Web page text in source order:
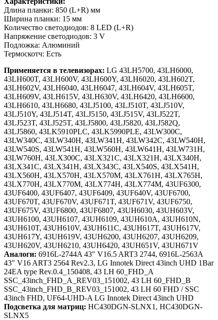
Длина планки: 850 (L+R) мм
Ширина планки: 15 мм
Количество светодиодов: 8 LED (L+R)
Напряжение светодиодов: 3 V
Подложка: Алюминий
Термоскотч: Есть
Применяется в телевизорах: LG 43LH5700, 43LH6000,
43LH600T, 43LH600V, 43LH600Y, 43LH6020, 43LH602T,
43LH602V, 43LH6040, 43LH6047, 43LH604V, 43LH605T,
43LH609V, 43LH615V, 43LH630V, 43LH6420, 43LH6600,
43LH6610, 43LH6680, 43LJ5100, 43LJ510T, 43LJ510V,
43LJ510Y, 43LJ514T, 43LJ5150, 43LJ515V, 43LJ522T,
43LJ523T, 43LJ525T, 43LJ5800, 43LJ5820, 43LJ582Q,
43LJ5860, 43LK5910PLC, 43LK5990PLE, 43LW300C,
43LW340C, 43LW340H, 43LW341H, 43LW342C, 43LW540H,
43LW540S, 43LW541H, 43LW560H, 43LW641H, 43LW731H,
43LW760H, 43LX300C, 43LX321C, 43LX321H, 43LX340H,
43LX341C, 43LX341H, 43LX343C, 43LX540S, 43LX541H,
43LX560H, 43LX570H, 43LX570M, 43LX761H, 43LX765H,
43LX770H, 43LX770M, 43LX774H, 43LX774M, 43UF6300,
43UF6400, 43UF6407, 43UF6409, 43UF640V, 43UF6700,
43UF670T, 43UF670V, 43UF671T, 43UF671V, 43UF6750,
43UF675V, 43UF6800, 43UF6807, 43UH6030, 43UH603V,
43UH6100, 43UH6107, 43UH6109, 43UH610A, 43UH610N,
43UH610T, 43UH610V, 43UH611C, 43UH617T, 43UH617V,
43UH617Y, 43UH619V, 43UH6200, 43UH6207, 43UH6209,
43UH620V, 43UH6210, 43UH6420, 43UH651V, 43UH671V
Аналоги: 6916L-2744A 43″ V16.5 ART3 2744, 6916L-2563A
43″ V16 ART3 2564 Rev2.3, LG Innotek Direct 43inch UHD 1Bar
24EA type Rev.0.4_150408, 43 LH 60_FHD_A
SSC_43inch_FHD_A_REV03_151002, 43 LH 60_FHD_B
SSC_43inch_FHD_B_REV03_151002, 43 LH 60 FHD / SSC
43inch FHD, UF64-UHD-A LG Innotek Direct 43inch UHD
Подсветка для матриц: HC430DGN-SLNX1, HC430DGN-
SLNX5